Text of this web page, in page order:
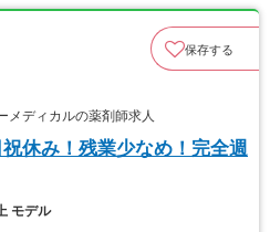
保存する
ディカルの薬剤師求人
祝休み！残業少なめ！完全週
モデル